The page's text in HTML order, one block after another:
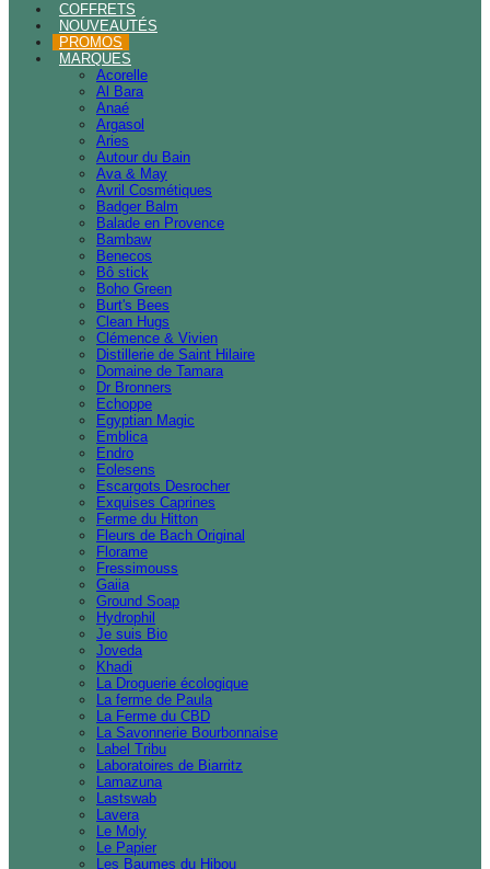
COFFRETS
NOUVEAUTÉS
PROMOS
MARQUES
Acorelle
Al Bara
Anaé
Argasol
Aries
Autour du Bain
Ava & May
Avril Cosmétiques
Badger Balm
Balade en Provence
Bambaw
Benecos
Bô stick
Boho Green
Burt's Bees
Clean Hugs
Clémence & Vivien
Distillerie de Saint Hilaire
Domaine de Tamara
Dr Bronners
Echoppe
Egyptian Magic
Emblica
Endro
Eolesens
Escargots Desrocher
Exquises Caprines
Ferme du Hitton
Fleurs de Bach Original
Florame
Fressimouss
Gaiia
Ground Soap
Hydrophil
Je suis Bio
Joveda
Khadi
La Droguerie écologique
La ferme de Paula
La Ferme du CBD
La Savonnerie Bourbonnaise
Label Tribu
Laboratoires de Biarritz
Lamazuna
Lastswab
Lavera
Le Moly
Le Papier
Les Baumes du Hibou